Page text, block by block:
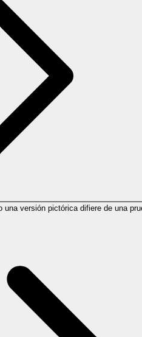
versión pictórica difiere de una